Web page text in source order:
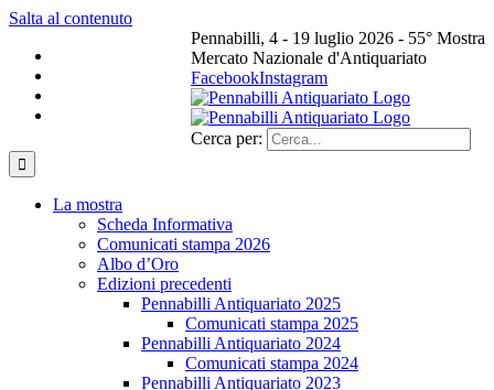
Salta al contenuto
Pennabilli, 4 - 19 luglio 2026 - 55° Mostra
Mercato Nazionale d'Antiquariato
FacebookInstagram
Cerca per:
La mostra
Scheda Informativa
Comunicati stampa 2026
Albo d’Oro
Edizioni precedenti
Pennabilli Antiquariato 2025
Comunicati stampa 2025
Pennabilli Antiquariato 2024
Comunicati stampa 2024
Pennabilli Antiquariato 2023